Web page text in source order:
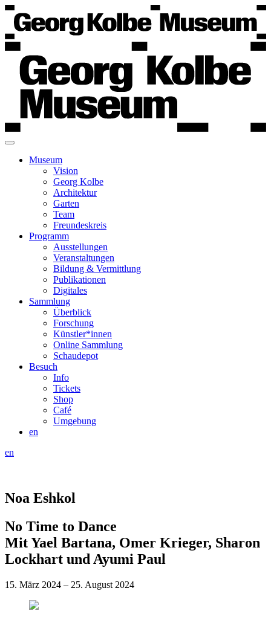
Museum
Vision
Georg Kolbe
Architektur
Garten
Team
Freundeskreis
Programm
Ausstellungen
Veranstaltungen
Bildung & Vermittlung
Publikationen
Digitales
Sammlung
Überblick
Forschung
Künstler*innen
Online Sammlung
Schaudepot
Besuch
Info
Tickets
Shop
Café
Umgebung
en
en
Noa Eshkol
No Time to Dance
Mit Yael Bartana, Omer Krieger, Sharon
Lockhart und Ayumi Paul
15. März 2024 – 25. August 2024